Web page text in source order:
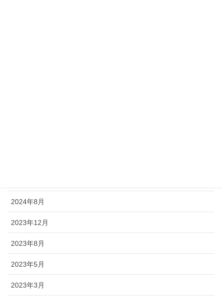
2024年8月
2023年12月
2023年8月
2023年5月
2023年3月